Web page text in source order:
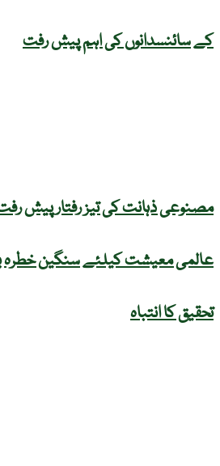
کے سائنسدانوں کی اہم پیش رفت
عالمی معیشت کیلئے سنگین خطرہ
تحقیق کا انتباہ